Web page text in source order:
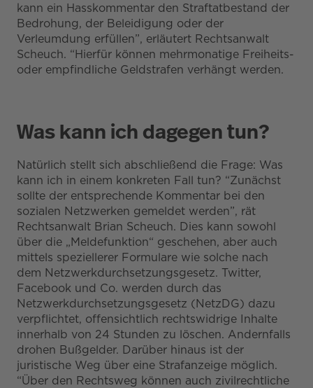
kann ein Hasskommentar den Straftatbestand der
Bedrohung, der Beleidigung oder der
Verleumdung erfüllen”, erläutert Rechtsanwalt
Scheuch. “Hierfür können mehrmonatige Freiheits-
oder empfindliche Geldstrafen verhängt werden.
Was kann ich dagegen tun?
Natürlich stellt sich abschließend die Frage: Was
kann ich in einem konkreten Fall tun? “Zunächst
sollte der entsprechende Kommentar bei den
sozialen Netzwerken gemeldet werden”, rät
Rechtsanwalt Brian Scheuch. Dies kann sowohl
über die „Meldefunktion“ geschehen, aber auch
mittels speziellerer Formulare wie solche nach
dem Netzwerkdurchsetzungsgesetz. Twitter,
Facebook und Co. werden durch das
Netzwerkdurchsetzungsgesetz (NetzDG) dazu
verpflichtet, offensichtlich rechtswidrige Inhalte
innerhalb von 24 Stunden zu löschen. Andernfalls
drohen Bußgelder. Darüber hinaus ist der
juristische Weg über eine Strafanzeige möglich.
“Über den Rechtsweg können auch zivilrechtliche